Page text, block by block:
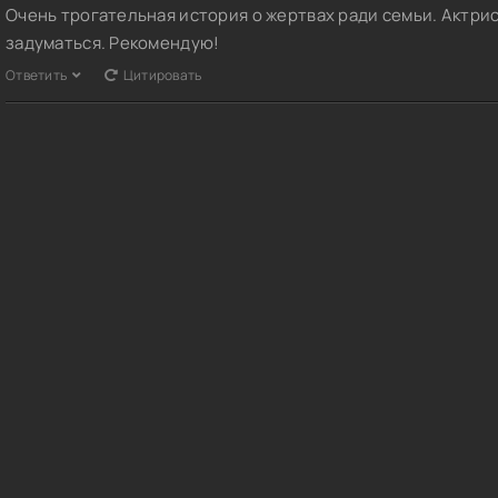
Очень трогательная история о жертвах ради семьи.
задуматься. Рекомендую!
Ответить Цитировать